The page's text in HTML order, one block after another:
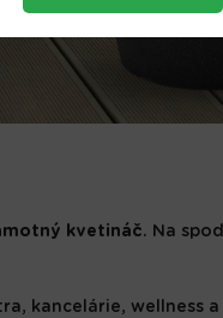
kvetináč. Na
kancelárie, wellness